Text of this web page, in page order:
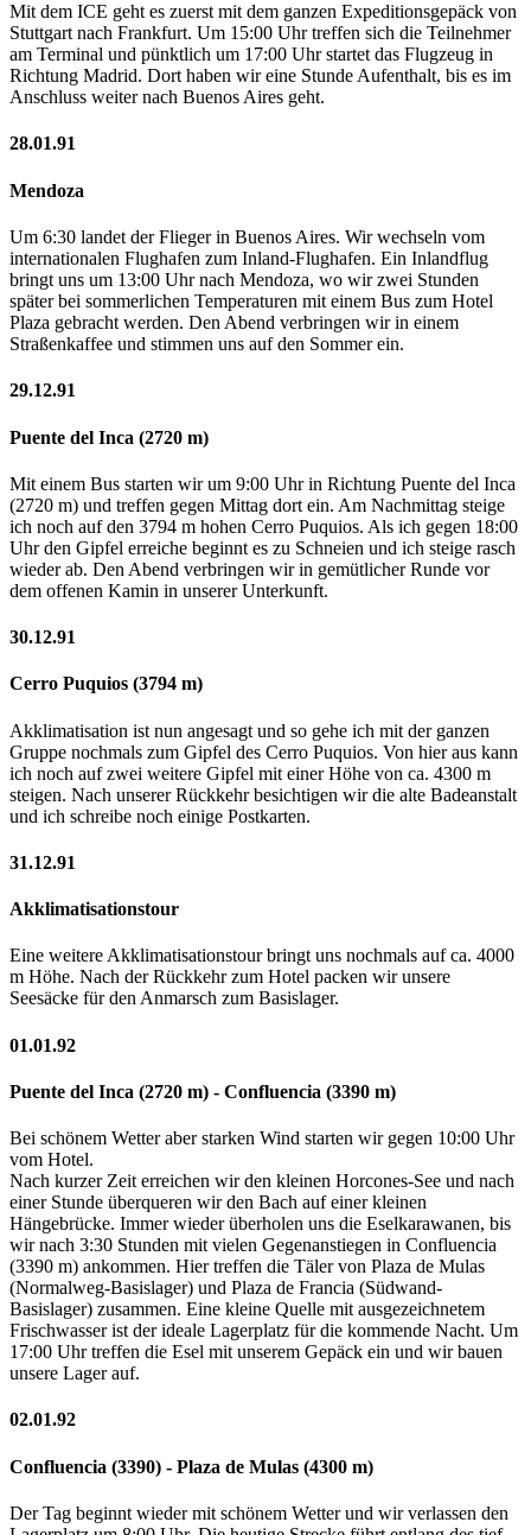
Mit dem ICE geht es zuerst mit dem ganzen Expeditionsgepäck von
Stuttgart nach Frankfurt. Um 15:00 Uhr treffen sich die Teilnehmer
am Terminal und pünktlich um 17:00 Uhr startet das Flugzeug in
Richtung Madrid. Dort haben wir eine Stunde Aufenthalt, bis es im
Anschluss weiter nach Buenos Aires geht.
28.01.91
Mendoza
Um 6:30 landet der Flieger in Buenos Aires. Wir wechseln vom
internationalen Flughafen zum Inland-Flughafen. Ein Inlandflug
bringt uns um 13:00 Uhr nach Mendoza, wo wir zwei Stunden
später bei sommerlichen Temperaturen mit einem Bus zum Hotel
Plaza gebracht werden. Den Abend verbringen wir in einem
Straßenkaffee und stimmen uns auf den Sommer ein.
29.12.91
Puente del Inca (2720 m)
Mit einem Bus starten wir um 9:00 Uhr in Richtung Puente del Inca
(2720 m) und treffen gegen Mittag dort ein. Am Nachmittag steige
ich noch auf den 3794 m hohen Cerro Puquios. Als ich gegen 18:00
Uhr den Gipfel erreiche beginnt es zu Schneien und ich steige rasch
wieder ab. Den Abend verbringen wir in gemütlicher Runde vor
dem offenen Kamin in unserer Unterkunft.
30.12.91
Cerro Puquios (3794 m)
Akklimatisation ist nun angesagt und so gehe ich mit der ganzen
Gruppe nochmals zum Gipfel des Cerro Puquios. Von hier aus kann
ich noch auf zwei weitere Gipfel mit einer Höhe von ca. 4300 m
steigen. Nach unserer Rückkehr besichtigen wir die alte Badeanstalt
und ich schreibe noch einige Postkarten.
31.12.91
Akklimatisationstour
Eine weitere Akklimatisationstour bringt uns nochmals auf ca. 4000
m Höhe. Nach der Rückkehr zum Hotel packen wir unsere
Seesäcke für den Anmarsch zum Basislager.
01.01.92
Puente del Inca (2720 m) - Confluencia (3390 m)
Bei schönem Wetter aber starken Wind starten wir gegen 10:00 Uhr
vom Hotel.
Nach kurzer Zeit erreichen wir den kleinen Horcones-See und nach
einer Stunde überqueren wir den Bach auf einer kleinen
Hängebrücke. Immer wieder überholen uns die Eselkarawanen, bis
wir nach 3:30 Stunden mit vielen Gegenanstiegen in Confluencia
(3390 m) ankommen. Hier treffen die Täler von Plaza de Mulas
(Normalweg-Basislager) und Plaza de Francia (Südwand-
Basislager) zusammen. Eine kleine Quelle mit ausgezeichnetem
Frischwasser ist der ideale Lagerplatz für die kommende Nacht. Um
17:00 Uhr treffen die Esel mit unserem Gepäck ein und wir bauen
unsere Lager auf.
02.01.92
Confluencia (3390) - Plaza de Mulas (4300 m)
Der Tag beginnt wieder mit schönem Wetter und wir verlassen den